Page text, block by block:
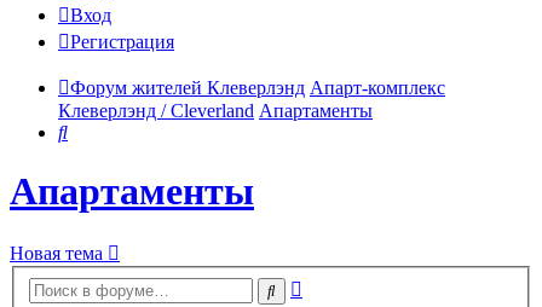
Вход
Регистрация
Форум жителей Клеверлэнд Апарт-комплекс
Клеверлэнд / Cleverland Апартаменты
Поиск
Апартаменты
Новая тема
Поиск